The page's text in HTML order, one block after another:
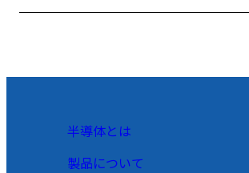
半導体とは
製品について